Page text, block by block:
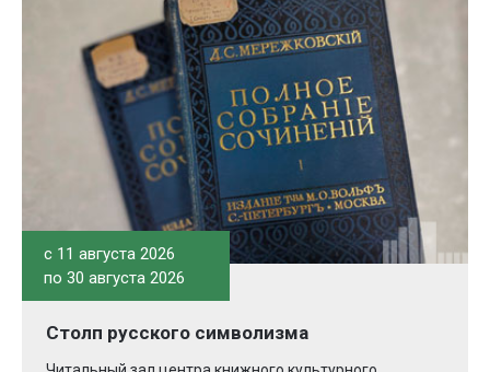
c 11 августа 2026
по 30 августа 2026
Столп русского символизма